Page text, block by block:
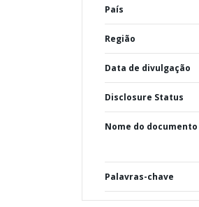
País
Região
Data de divulgação
Disclosure Status
Nome do documento
Palavras-chave